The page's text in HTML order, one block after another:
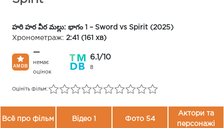
హరి హర వీర మల్లు: భాగం 1 – Sword vs Spirit (2025)
Хронометраж: 2:41 (161 хв)
—
немає
оцінок
6.1/10
8
Оцініть фільм:
Всё про фільм Відео 1 Фото 54
Актори та
персонажі